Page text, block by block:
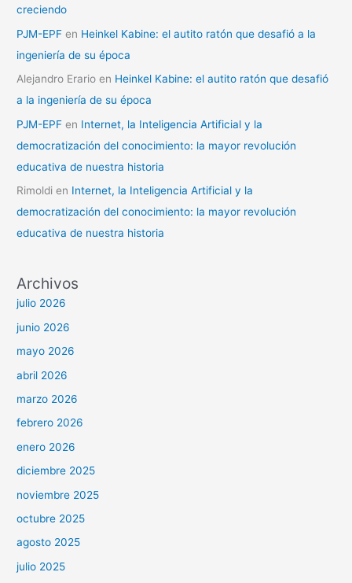
creciendo
PJM-EPF en Heinkel Kabine: el autito ratón que desafió a la
ingeniería de su época
Alejandro Erario en Heinkel Kabine: el autito ratón que desafió
a la ingeniería de su época
PJM-EPF en Internet, la Inteligencia Artificial y la
democratización del conocimiento: la mayor revolución
educativa de nuestra historia
Rimoldi en Internet, la Inteligencia Artificial y la
democratización del conocimiento: la mayor revolución
educativa de nuestra historia
Archivos
julio 2026
junio 2026
mayo 2026
abril 2026
marzo 2026
febrero 2026
enero 2026
diciembre 2025
noviembre 2025
octubre 2025
agosto 2025
julio 2025